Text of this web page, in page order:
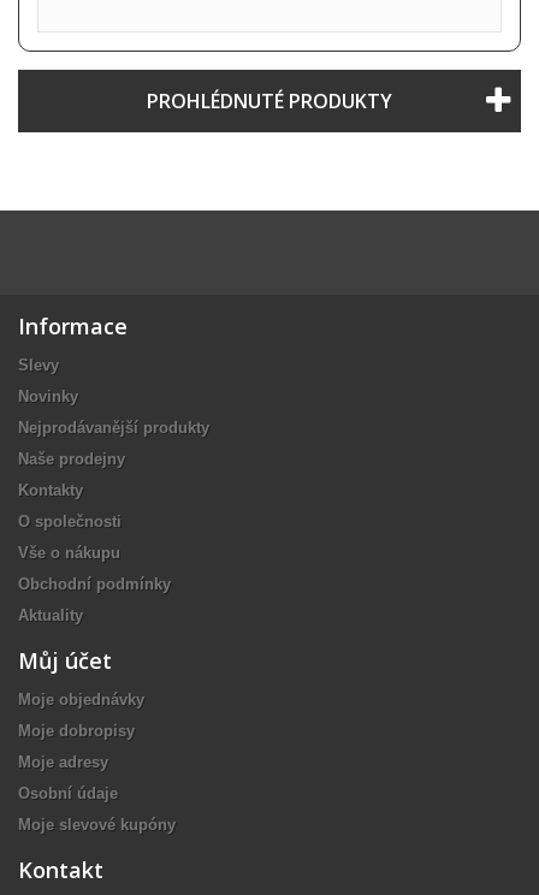
PROHLÉDNUTÉ PRODUKTY
Informace
Slevy
Novinky
Nejprodávanější produkty
Naše prodejny
Kontakty
O společnosti
Vše o nákupu
Obchodní podmínky
Aktuality
Můj účet
Moje objednávky
Moje dobropisy
Moje adresy
Osobní údaje
Moje slevové kupóny
Kontakt